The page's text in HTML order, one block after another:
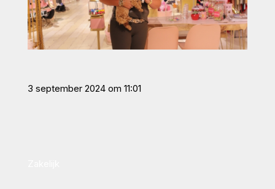
3 september 2024 om 11:01